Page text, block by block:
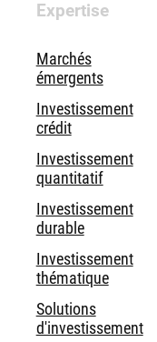
Expertise
Marchés
émergents
Investissement
crédit
Investissement
quantitatif
Investissement
durable
Investissement
thématique
Solutions
d'investissement